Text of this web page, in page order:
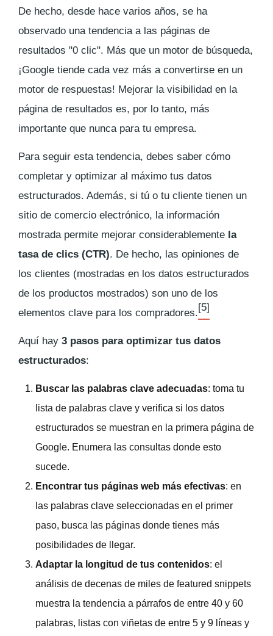
De hecho, desde hace varios años, se ha
observado una tendencia a las páginas de
resultados "0 clic". Más que un motor de búsqueda,
¡Google tiende cada vez más a convertirse en un
motor de respuestas! Mejorar la visibilidad en la
página de resultados es, por lo tanto, más
importante que nunca para tu empresa.
Para seguir esta tendencia, debes saber cómo
completar y optimizar al máximo tus datos
estructurados. Además, si tú o tu cliente tienen un
sitio de comercio electrónico, la información
mostrada permite mejorar considerablemente la
tasa de clics (CTR). De hecho, las opiniones de
los clientes (mostradas en los datos estructurados
de los productos mostrados) son uno de los
elementos clave para los compradores.[5]
Aquí hay 3 pasos para optimizar tus datos
estructurados:
Buscar las palabras clave adecuadas: toma tu
lista de palabras clave y verifica si los datos
estructurados se muestran en la primera página de
Google. Enumera las consultas donde esto
sucede.
Encontrar tus páginas web más efectivas: en
las palabras clave seleccionadas en el primer
paso, busca las páginas donde tienes más
posibilidades de llegar.
Adaptar la longitud de tus contenidos: el
análisis de decenas de miles de featured snippets
muestra la tendencia a párrafos de entre 40 y 60
palabras, listas con viñetas de entre 5 y 9 líneas y